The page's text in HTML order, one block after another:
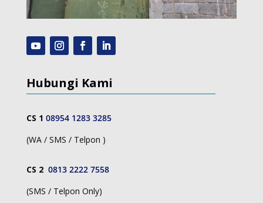
Hubungi Kami
CS 1 08954 1283 3285
(WA / SMS / Telpon )
CS 2 0813 2222 7558
(SMS / Telpon Only)